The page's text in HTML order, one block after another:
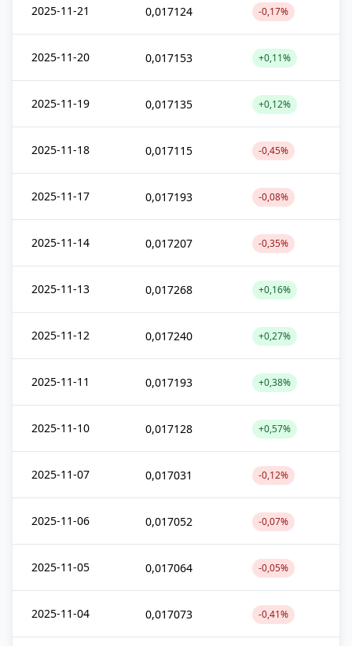
2025-11-21 0,017124 -0,17%
2025-11-20 0,017153 +0,11%
2025-11-19 0,017135 +0,12%
2025-11-18 0,017115 -0,45%
2025-11-17 0,017193 -0,08%
2025-11-14 0,017207 -0,35%
2025-11-13 0,017268 +0,16%
2025-11-12 0,017240 +0,27%
2025-11-11 0,017193 +0,38%
2025-11-10 0,017128 +0,57%
2025-11-07 0,017031 -0,12%
2025-11-06 0,017052 -0,07%
2025-11-05 0,017064 -0,05%
2025-11-04 0,017073 -0,41%